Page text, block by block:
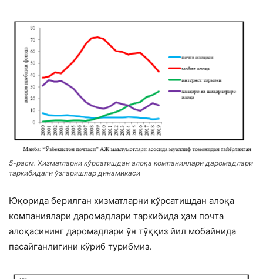
5-расм. Хизматларни кўрсатишдан алоқа компаниялари даромадлари
таркибидаги ўзгаришлар динамикаси
Юқорида берилган хизматларни кўрсатишдан алоқа
компаниялари даромадлари таркибида ҳам почта
алоқасининг даромадлари ўн тўққиз йил мобайнида
пасайганлигини кўриб турибмиз.